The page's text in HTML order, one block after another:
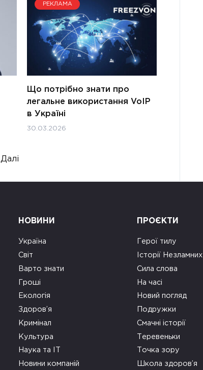
РЕКЛАМА
Що потрібно знати про
легальне використання VoIP
в Україні
30.03.2026
Далі
НОВИНИ
Україна
Світ
Варто знати
Гроші
Екологія
Здоров’я
Кримінал
Культура
Наука та ІТ
Новини компаній
ПРОЄКТИ
Герої тилу
Історії Незламних
Сила слова
На часі
Новий погляд
Подружки
Смачні історії
Теревеньки
Точка зору
Школа здоров’я